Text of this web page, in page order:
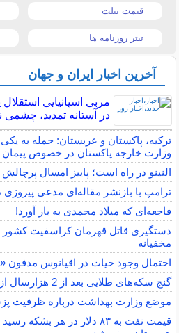
قیمت تبلت
تیتر روزنامه ها
آخرین اخبار ایران و جهان
مربی اسپانیایی
در آستانه تمدید،
ترکیه، پاکستان و عربستان: حمله به یکی
وزارت خارجه پاکستان در خصوص
النینو در راه است؛ پاییز امسال
ترامپ با بازنشر مقاله‌ای مدعی پیروزی
فاجعه‌ای که میلاد محمدی به بار آورد!
مخفیانه
احتمال وجود حیات در اقیانوس مدفون
گنج سکه‌های طلایی بعد از 2 هزارسال از دل یک مزرعه بیرون آمد
موضع وزارت بهداشت درباره ظرفیت
قیمت نفت به ۸۳ دلار در هر